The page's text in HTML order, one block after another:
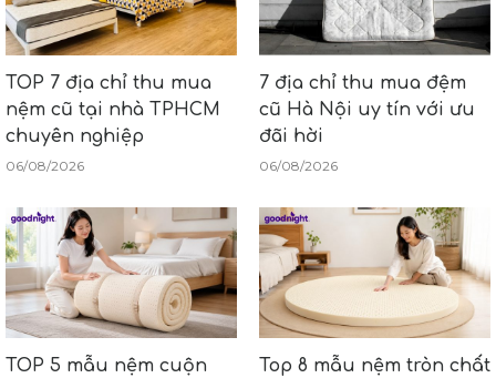
TOP 7 địa chỉ thu mua
nệm cũ tại nhà TPHCM
chuyên nghiệp
06/08/2026
7 địa chỉ thu mua đệm
cũ Hà Nội uy tín với ưu
đãi hời
06/08/2026
TOP 5 mẫu nệm cuộn
Top 8 mẫu nệm tròn chất